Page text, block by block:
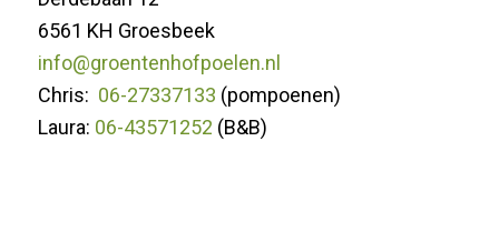
6561 KH Groesbeek
info@groentenhofpoelen.nl
Chris: 06-27337133 (pompoenen)
Laura: 06-43571252 (B&B)